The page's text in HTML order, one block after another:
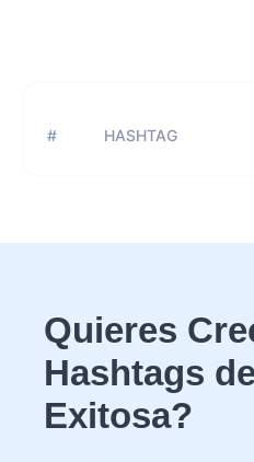
# HASHTAG
Quieres
Hashtags
Exitosa?